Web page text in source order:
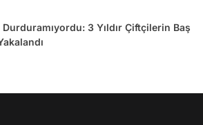
3 Yıldır Çiftçilerin Baş